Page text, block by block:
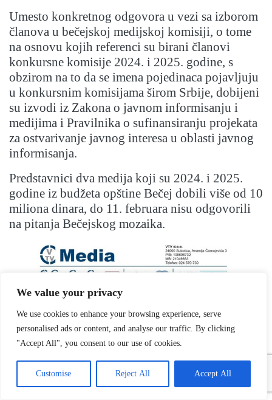
We value your privacy
We use cookies to enhance your browsing experience, serve
personalised ads or content, and analyse our traffic. By clicking
"Accept All", you consent to our use of cookies.
Customise Reject All Accept All
Umesto konkretnog odgovora u vezi sa izborom
članova u bečejskoj medijskoj komisiji, o tome
na osnovu kojih referenci su birani članovi
konkursne komisije 2024. i 2025. godine, s
obzirom na to da se imena pojedinaca pojavljuju
u konkursnim komisijama širom Srbije, dobijeni
su izvodi iz Zakona o javnom informisanju i
medijima i Pravilnika o sufinansiranju projekata
za ostvarivanje javnog interesa u oblasti javnog
informisanja.
Predstavnici dva medija koji su 2024. i 2025.
godine iz budžeta opštine Bečej dobili više od 10
miliona dinara, do 11. februara nisu odgovorili
na pitanja Bečejskog mozaika.